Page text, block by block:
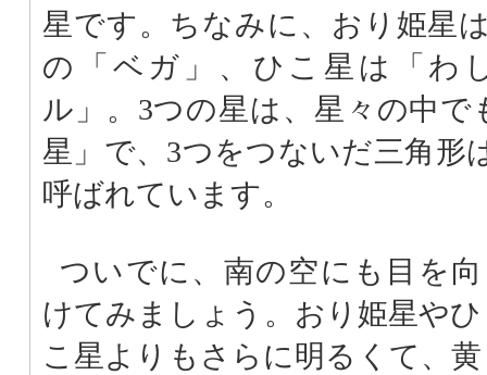
星です。ちなみに、おり姫星
の「ベガ」、ひこ星は「わ
ル」。3つの星は、星々の中
星」で、3つをつないだ三角形
呼ばれています。
ついでに、南の空にも目を向
けてみましょう。おり姫星やひ
こ星よりもさらに明るくて、黄